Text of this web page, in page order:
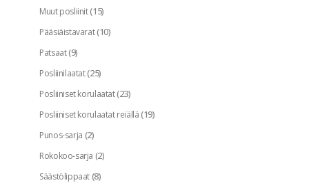
Muut posliinit(15)
Pääsiäistavarat(10)
Patsaat(9)
Posliinilaatat(25)
Posliiniset korulaatat(23)
Posliiniset korulaatat reiällä(19)
Punos-sarja (2)
Rokokoo-sarja (2)
Säästölippaat(8)